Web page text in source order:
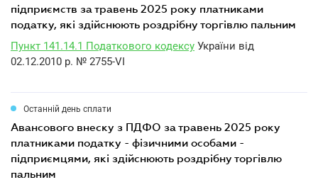
підприємств за травень 2025 року платниками
податку, які здійснюють роздрібну торгівлю пальним
Пункт 141.14.1 Податкового кодексу України від
02.12.2010 р. № 2755-VI
Останній день сплати
авансового внеску з ПДФО за травень 2025 року
платниками податку - фізичними особами -
підприємцями, які здійснюють роздрібну торгівлю
пальним